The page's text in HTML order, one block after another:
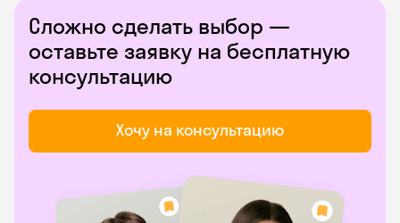
Сложно сделать выбор —
оставьте заявку на бесплатную
консультацию
Хочу на консультацию